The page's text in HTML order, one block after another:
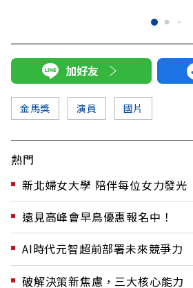
加好友
金馬獎 演員 國片
熱門
新北婦女大學 陪伴每位女力發光
遠見高峰會早鳥優惠報名中！
AI時代元智超前部署未來競爭力
破解決策新焦慮，三大核心能力